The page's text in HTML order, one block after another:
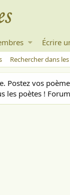
Écrire
Rechercher dans
Postez vos
les poètes !